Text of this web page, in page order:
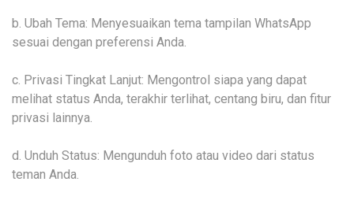
b. Ubah Tema: Menyesuaikan tema tampilan WhatsApp
sesuai dengan preferensi Anda.
c. Privasi Tingkat Lanjut: Mengontrol siapa yang dapat
melihat status Anda, terakhir terlihat, centang biru, dan fitur
privasi lainnya.
d. Unduh Status: Mengunduh foto atau video dari status
teman Anda.